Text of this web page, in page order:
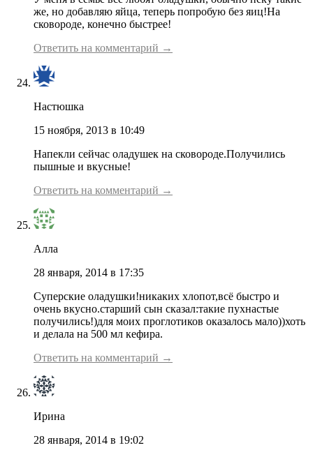
же, но добавляю яйца, теперь попробую без яиц!На
сковороде, конечно быстрее!
Ответить на комментарий →
Настюшка
15 ноября, 2013 в 10:49
Напекли сейчас оладушек на сковороде.Получились
пышные и вкусные!
Ответить на комментарий →
Алла
28 января, 2014 в 17:35
Суперские оладушки!никаких хлопот,всё быстро и
очень вкусно.старший сын сказал:такие пухнастые
получились!)для моих проглотиков оказалось мало))хоть
и делала на 500 мл кефира.
Ответить на комментарий →
Ирина
28 января, 2014 в 19:02